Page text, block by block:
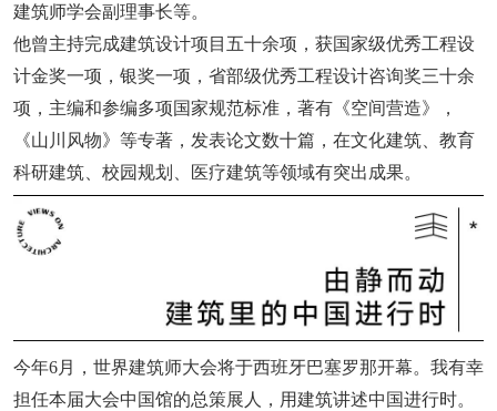
建筑师学会副理事长等。
他曾主持完成建筑设计项目五十余项，获国家级优秀工程设
计金奖一项，银奖一项，省部级优秀工程设计咨询奖三十余
项，主编和参编多项国家规范标准，著有《空间营造》，
《山川风物》等专著，发表论文数十篇，在文化建筑、教育
科研建筑、校园规划、医疗建筑等领域有突出成果。
今年6月，世界建筑师大会将于西班牙巴塞罗那开幕。我有幸
担任本届大会中国馆的总策展人，用建筑讲述中国进行时。